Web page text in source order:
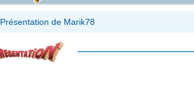
Présentation de Marik78